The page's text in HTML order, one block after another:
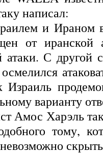
написал:
и Ираном
от иранской
атаки. С другой
варианту
Амос Харэль
тому,